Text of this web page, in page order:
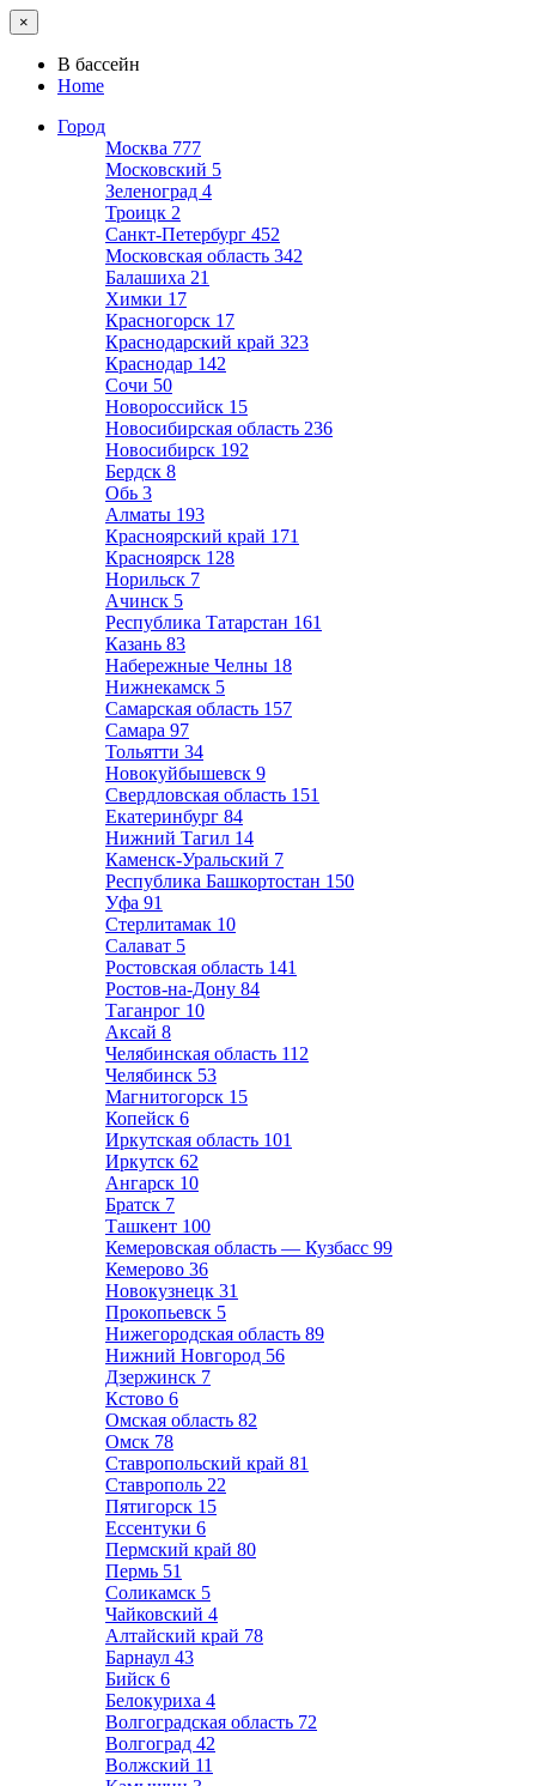
×
В бассейн
Home
Город
Москва 777
Московский 5
Зеленоград 4
Троицк 2
Санкт-Петербург 452
Московская область 342
Балашиха 21
Химки 17
Красногорск 17
Краснодарский край 323
Краснодар 142
Сочи 50
Новороссийск 15
Новосибирская область 236
Новосибирск 192
Бердск 8
Обь 3
Алматы 193
Красноярский край 171
Красноярск 128
Норильск 7
Ачинск 5
Республика Татарстан 161
Казань 83
Набережные Челны 18
Нижнекамск 5
Самарская область 157
Самара 97
Тольятти 34
Новокуйбышевск 9
Свердловская область 151
Екатеринбург 84
Нижний Тагил 14
Каменск-Уральский 7
Республика Башкортостан 150
Уфа 91
Стерлитамак 10
Салават 5
Ростовская область 141
Ростов-на-Дону 84
Таганрог 10
Аксай 8
Челябинская область 112
Челябинск 53
Магнитогорск 15
Копейск 6
Иркутская область 101
Иркутск 62
Ангарск 10
Братск 7
Ташкент 100
Кемеровская область — Кузбасс 99
Кемерово 36
Новокузнецк 31
Прокопьевск 5
Нижегородская область 89
Нижний Новгород 56
Дзержинск 7
Кстово 6
Омская область 82
Омск 78
Ставропольский край 81
Ставрополь 22
Пятигорск 15
Ессентуки 6
Пермский край 80
Пермь 51
Соликамск 5
Чайковский 4
Алтайский край 78
Барнаул 43
Бийск 6
Белокуриха 4
Волгоградская область 72
Волгоград 42
Волжский 11